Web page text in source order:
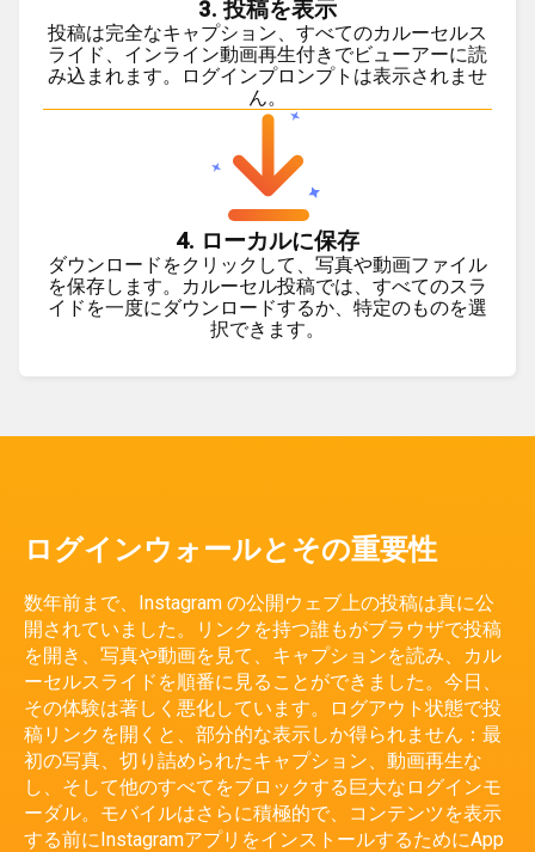
3. 投稿を表示
投稿は完全なキャプション、すべてのカルーセルス
ライド、インライン動画再生付きでビューアーに読
み込まれます。ログインプロンプトは表示されませ
ん。
4. ローカルに保存
ダウンロードをクリックして、写真や動画ファイル
を保存します。カルーセル投稿では、すべてのスラ
イドを一度にダウンロードするか、特定のものを選
択できます。
ログインウォールとその重要性
数年前まで、Instagram の公開ウェブ上の投稿は真に公
開されていました。リンクを持つ誰もがブラウザで投稿
を開き、写真や動画を見て、キャプションを読み、カル
ーセルスライドを順番に見ることができました。今日、
その体験は著しく悪化しています。ログアウト状態で投
稿リンクを開くと、部分的な表示しか得られません：最
初の写真、切り詰められたキャプション、動画再生な
し、そして他のすべてをブロックする巨大なログインモ
ーダル。モバイルはさらに積極的で、コンテンツを表示
する前にInstagramアプリをインストールするためにApp